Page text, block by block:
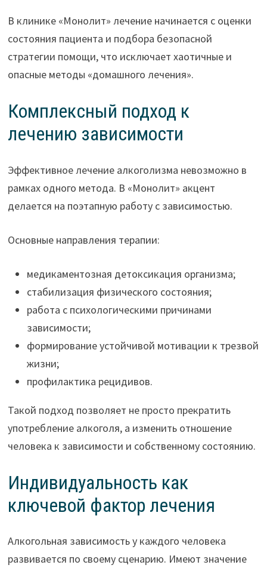
В клинике «Монолит» лечение начинается с оценки
состояния пациента и подбора безопасной
стратегии помощи, что исключает хаотичные и
опасные методы «домашного лечения».
Комплексный подход к
лечению зависимости
Эффективное лечение алкоголизма невозможно в
рамках одного метода. В «Монолит» акцент
делается на поэтапную работу с зависимостью.
Основные направления терапии:
медикаментозная детоксикация организма;
стабилизация физического состояния;
работа с психологическими причинами
зависимости;
формирование устойчивой мотивации к трезвой
жизни;
профилактика рецидивов.
Такой подход позволяет не просто прекратить
употребление алкоголя, а изменить отношение
человека к зависимости и собственному состоянию.
Индивидуальность как
ключевой фактор лечения
Алкогольная зависимость у каждого человека
развивается по своему сценарию. Имеют значение